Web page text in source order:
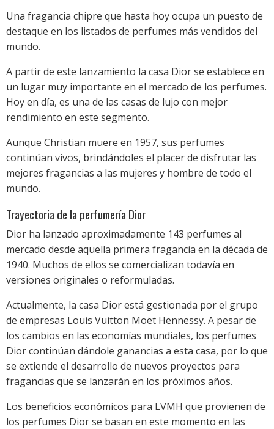
Una fragancia chipre que hasta hoy ocupa un puesto de
destaque en los listados de perfumes más vendidos del
mundo.
A partir de este lanzamiento la casa Dior se establece en
un lugar muy importante en el mercado de los perfumes.
Hoy en día, es una de las casas de lujo con mejor
rendimiento en este segmento.
Aunque Christian muere en 1957, sus perfumes
continúan vivos, brindándoles el placer de disfrutar las
mejores fragancias a las mujeres y hombre de todo el
mundo.
Trayectoria de la perfumería Dior
Dior ha lanzado aproximadamente 143 perfumes al
mercado desde aquella primera fragancia en la década de
1940. Muchos de ellos se comercializan todavía en
versiones originales o reformuladas.
Actualmente, la casa Dior está gestionada por el grupo
de empresas Louis Vuitton Moët Hennessy. A pesar de
los cambios en las economías mundiales, los perfumes
Dior continúan dándole ganancias a esta casa, por lo que
se extiende el desarrollo de nuevos proyectos para
fragancias que se lanzarán en los próximos años.
Los beneficios económicos para LVMH que provienen de
los perfumes Dior se basan en este momento en las